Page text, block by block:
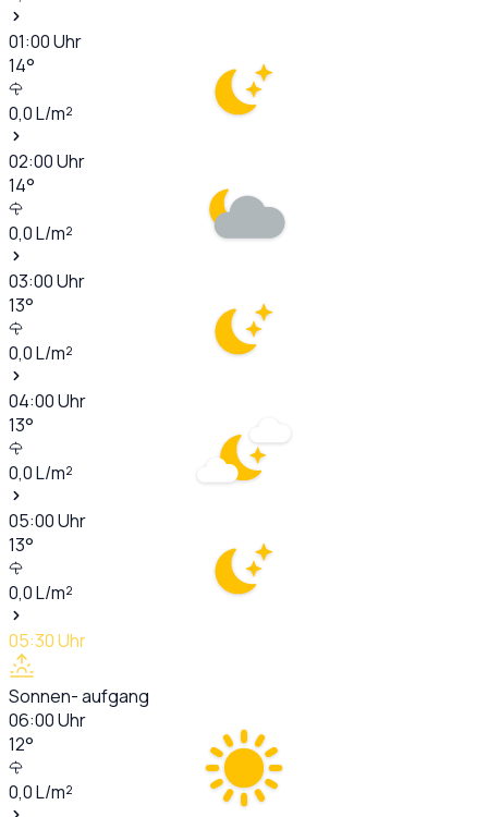
01:00Uhr
14°
0,0L/m²
02:00Uhr
14°
0,0L/m²
03:00Uhr
13°
0,0L/m²
04:00Uhr
13°
0,0L/m²
05:00Uhr
13°
0,0L/m²
05:30Uhr
Sonnen- aufgang
06:00Uhr
12°
0,0L/m²